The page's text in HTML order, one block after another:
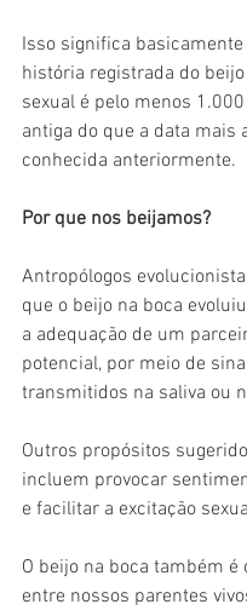
Isso significa basicamente
história registrada do
sexual é pelo menos
antiga do que a data mais
conhecida anteriormente.
Por que nos beijamos?
Antropólogos
que o beijo na boca
a adequação de um
potencial, por meio de
transmitidos na saliva ou
Outros propósitos
incluem provocar
e facilitar a excitação
O beijo na boca também é
entre nossos parentes